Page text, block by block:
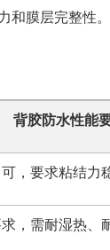
膜层完整性。
背胶防水性能
，要求粘结力
，需耐湿热、